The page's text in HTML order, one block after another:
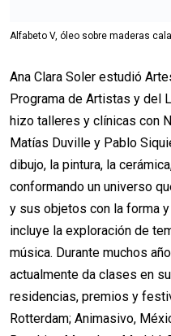
Alfabeto V, óleo sobre maderas
Ana Clara Soler estudió
Programa de Artistas y del
hizo talleres y clínicas con
Matías Duville y Pablo
dibujo, la pintura, la
conformando un universo
y sus objetos con la forma
incluye la exploración de
música. Durante muchos
actualmente da clases en
residencias, premios y
Rotterdam; Animasivo,